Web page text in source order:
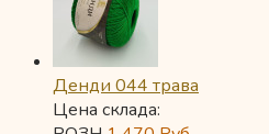
Денди 044 трава
Цена склада: